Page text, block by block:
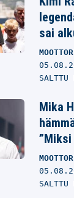
sai
SALTTU
Mika
SALTTU